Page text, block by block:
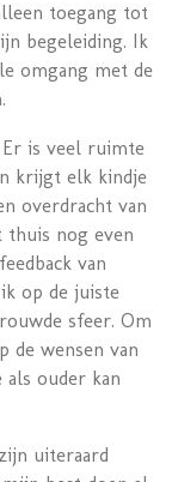
toegang tot
begeleiding. Ik
omgang met de
is veel ruimte
krijgt elk kindje
overdracht van
thuis nog even
van
op de juiste
sfeer. Om
de wensen van
ouder kan
uiteraard